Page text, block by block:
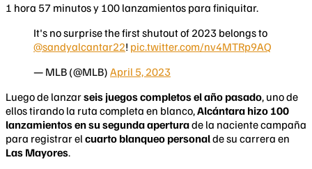
1 hora 57 minutos y 100 lanzamientos para finiquitar.
It's no surprise the first shutout of 2023 belongs to
@sandyalcantar22! pic.twitter.com/nv4MTRp9AQ
— MLB (@MLB) April 5, 2023
Luego de lanzarseis juegos completos el año pasado, uno de
ellos tirando la ruta completa en blanco,Alcántara hizo 100
lanzamientos en su segunda aperturade la naciente campaña
para registrar el cuarto blanqueo personalde su carrera en
Las Mayores.